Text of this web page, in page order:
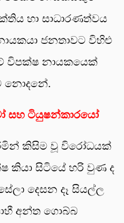
හා සාධාරණත්වය
ජනතාවට විහිළු
විපක්ෂ නායකයෙක්
නොදනේ.
සහ ටියුෂන්කාරයෝ
කිසිම වූ විරෝධයක්
කියා සිටියේ හරි වුණ ද
දෙසන දෑ සියල්ල
අන්ත ගොබ්බ